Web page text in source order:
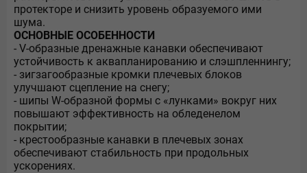
протекторе и снизить уровень образуемого ими
шума.
ОСНОВНЫЕ ОСОБЕННОСТИ
- V-образные дренажные канавки обеспечивают
устойчивость к аквапланированию и слэшпленнингу;
- зигзагообразные кромки плечевых блоков
улучшают сцепление на снегу;
- шипы W-образной формы с «лунками» вокруг них
повышают эффективность на обледенелом
покрытии;
- крестообразные канавки в плечевых зонах
обеспечивают стабильность при продольных
ускорениях.